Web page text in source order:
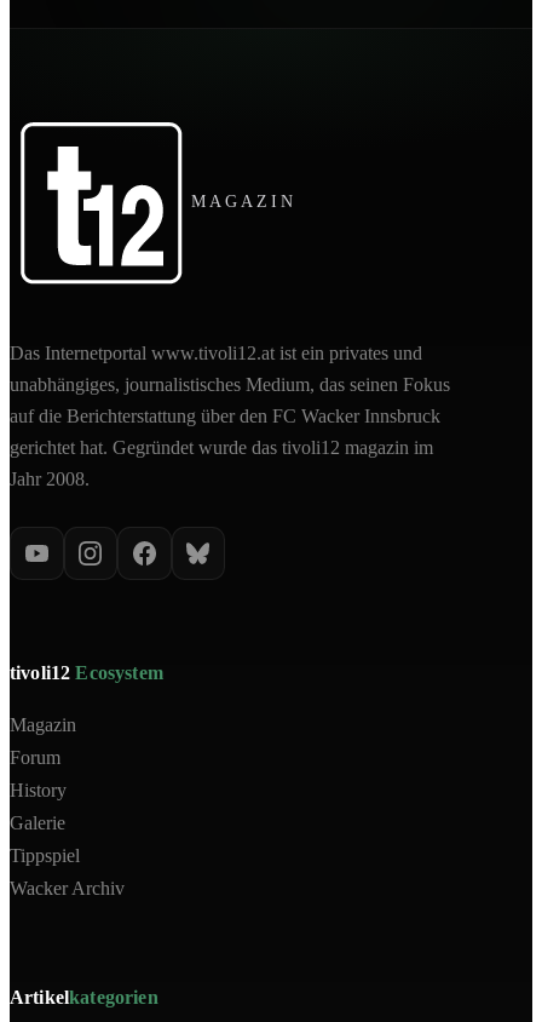
MAGAZIN
Das Internetportal www.tivoli12.at ist ein privates und
unabhängiges, journalistisches Medium, das seinen Fokus
auf die Berichterstattung über den FC Wacker Innsbruck
gerichtet hat. Gegründet wurde das tivoli12 magazin im
Jahr 2008.
tivoli12Ecosystem
Magazin
Forum
History
Galerie
Tippspiel
Wacker Archiv
Artikelkategorien